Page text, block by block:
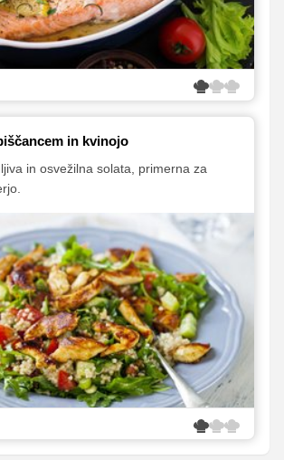
in kvinojo
in osvežilna solata, primerna za